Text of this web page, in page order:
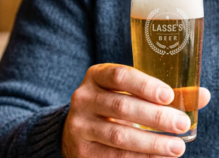
Gratis kort med hilsen
Lav noget særligt i blot få trin – med
billede af dig eller en besked, der går lige
Intet besvær men udelukkende en
øjeblikket.